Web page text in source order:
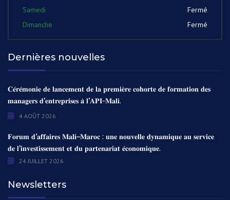
Samedi
Fermé
Dimanche
Fermé
Dernières nouvelles
𝐂𝐞́𝐫𝐞́𝐦𝐨𝐧𝐢𝐞 𝐝𝐞 𝐥𝐚𝐧𝐜𝐞𝐦𝐞𝐧𝐭 𝐝𝐞 𝐥𝐚 𝐩𝐫𝐞𝐦𝐢𝐞̀𝐫𝐞 𝐜𝐨𝐡𝐨𝐫𝐭𝐞 𝐝𝐞 𝐟𝐨𝐫𝐦𝐚𝐭𝐢𝐨𝐧 𝐝𝐞𝐬
𝐦𝐚𝐧𝐚𝐠𝐞𝐫𝐬 𝐝’𝐞𝐧𝐭𝐫𝐞𝐩𝐫𝐢𝐬𝐞𝐬 𝐚̀ 𝐥’𝐀𝐏𝐈-𝐌𝐚𝐥𝐢.
4 AOÛT 2026
𝐅𝐨𝐫𝐮𝐦 𝐝’𝐚𝐟𝐟𝐚𝐢𝐫𝐞𝐬 𝐌𝐚𝐥𝐢–𝐌𝐚𝐫𝐨𝐜 : 𝐮𝐧𝐞 𝐧𝐨𝐮𝐯𝐞𝐥𝐥𝐞 𝐝𝐲𝐧𝐚𝐦𝐢𝐪𝐮𝐞 𝐚𝐮 𝐬𝐞𝐫𝐯𝐢𝐜𝐞
𝐝𝐞 𝐥’𝐢𝐧𝐯𝐞𝐬𝐭𝐢𝐬𝐬𝐞𝐦𝐞𝐧𝐭 𝐞𝐭 𝐝𝐮 𝐩𝐚𝐫𝐭𝐞𝐧𝐚𝐫𝐢𝐚𝐭 𝐞́𝐜𝐨𝐧𝐨𝐦𝐢𝐪𝐮𝐞.
24 JUILLET 2026
Newsletters